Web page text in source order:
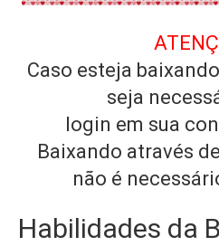
Caso esteja
seja
login em sua
Baixando através
não é
Habilidades da